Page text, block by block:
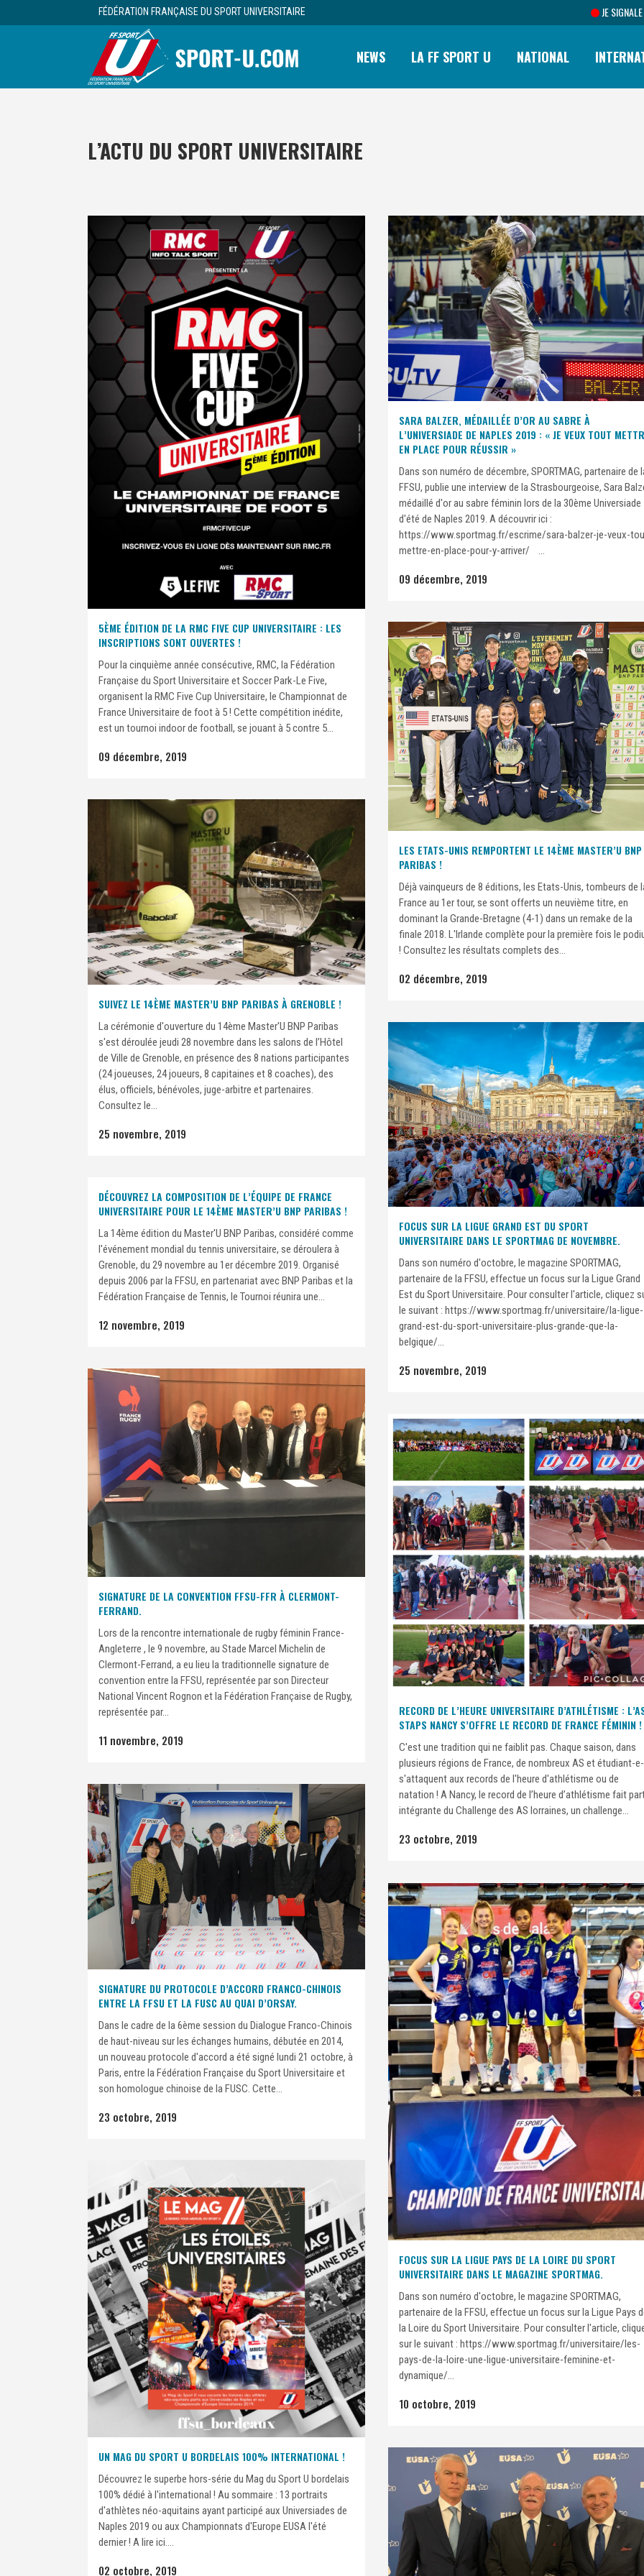
FÉDÉRATION FRANÇAISE DU SPORT UNIVERSITAIRE JE SIGNALE
NEWS LA FF SPORT U NATIONAL
L’ACTU DU SPORT UNIVERSITAIRE
5ÈME ÉDITION DE LA RMC FIVE CUP UNIVERSITAIRE : LES
INSCRIPTIONS SONT OUVERTES !
Pour la cinquième année consécutive, RMC, la Fédération
Française du Sport Universitaire et Soccer Park-Le Five,
organisent la RMC Five Cup Universitaire, le Championnat de
France Universitaire de foot à 5 ! Cette compétition inédite,
est un tournoi indoor de football, se jouant à 5 contre 5...
09 décembre, 2019
SARA BALZER, MÉDAILLÉE D’OR AU SABRE À
L’UNIVERSIADE DE NAPLES 2019 : « JE VEUX TOUT
EN PLACE POUR RÉUSSIR »
Dans son numéro de décembre, SPORTMAG, partenaire de
FFSU, publie une interview de la Strasbourgeoise, Sara
médaillé d'or au sabre féminin lors de la 30ème Universiade
d'été de Naples 2019. A découvrir ici :
https://www.sportmag.fr/escrime/sara-balzer-je-veux-
mettre-en-place-pour-y-arriver/ ...
09 décembre, 2019
LES ETATS-UNIS REMPORTENT LE 14ÈME MASTER’U BNP
PARIBAS !
Déjà vainqueurs de 8 éditions, les Etats-Unis, tombeurs de
France au 1er tour, se sont offerts un neuvième titre, en
dominant la Grande-Bretagne (4-1) dans un remake de la
finale 2018. L'Irlande complète pour la première fois le
! Consultez les résultats complets des...
02 décembre, 2019
SUIVEZ LE 14ÈME MASTER’U BNP PARIBAS À GRENOBLE !
La cérémonie d'ouverture du 14ème Master'U BNP Paribas
s'est déroulée jeudi 28 novembre dans les salons de l’Hôtel
de Ville de Grenoble, en présence des 8 nations participantes
(24 joueuses, 24 joueurs, 8 capitaines et 8 coaches), des
élus, officiels, bénévoles, juge-arbitre et partenaires.
Consultez le...
25 novembre, 2019
FOCUS SUR LA LIGUE GRAND EST DU SPORT
UNIVERSITAIRE DANS LE SPORTMAG DE NOVEMBRE.
Dans son numéro d'octobre, le magazine SPORTMAG,
partenaire de la FFSU, effectue un focus sur la Ligue Grand
Est du Sport Universitaire. Pour consulter l'article, cliquez
le suivant : https://www.sportmag.fr/universitaire/la-ligue-
grand-est-du-sport-universitaire-plus-grande-que-la-
belgique/...
25 novembre, 2019
DÉCOUVREZ LA COMPOSITION DE L’ÉQUIPE DE FRANCE
UNIVERSITAIRE POUR LE 14ÈME MASTER’U BNP PARIBAS !
La 14ème édition du Master'U BNP Paribas, considéré comme
l'événement mondial du tennis universitaire, se déroulera à
Grenoble, du 29 novembre au 1er décembre 2019. Organisé
depuis 2006 par la FFSU, en partenariat avec BNP Paribas et la
Fédération Française de Tennis, le Tournoi réunira une...
12 novembre, 2019
SIGNATURE DE LA CONVENTION FFSU-FFR À CLERMONT-
FERRAND.
Lors de la rencontre internationale de rugby féminin France-
Angleterre , le 9 novembre, au Stade Marcel Michelin de
Clermont-Ferrand, a eu lieu la traditionnelle signature de
convention entre la FFSU, représentée par son Directeur
National Vincent Rognon et la Fédération Française de Rugby,
représentée par...
11 novembre, 2019
RECORD DE L’HEURE UNIVERSITAIRE D’ATHLÉTISME :
STAPS NANCY S’OFFRE LE RECORD DE FRANCE FÉMININ !
C'est une tradition qui ne faiblit pas. Chaque saison, dans
plusieurs régions de France, de nombreux AS et étudiant-
s'attaquent aux records de l'heure d'athlétisme ou de
natation ! A Nancy, le record de l’heure d’athlétisme fait
intégrante du Challenge des AS lorraines, un challenge...
23 octobre, 2019
SIGNATURE DU PROTOCOLE D’ACCORD FRANCO-CHINOIS
ENTRE LA FFSU ET LA FUSC AU QUAI D’ORSAY.
Dans le cadre de la 6ème session du Dialogue Franco-Chinois
de haut-niveau sur les échanges humains, débutée en 2014,
un nouveau protocole d'accord a été signé lundi 21 octobre, à
Paris, entre la Fédération Française du Sport Universitaire et
son homologue chinoise de la FUSC. Cette...
23 octobre, 2019
FOCUS SUR LA LIGUE PAYS DE LA LOIRE DU SPORT
UNIVERSITAIRE DANS LE MAGAZINE SPORTMAG.
Dans son numéro d'octobre, le magazine SPORTMAG,
partenaire de la FFSU, effectue un focus sur la Ligue Pays
la Loire du Sport Universitaire. Pour consulter l'article,
sur le suivant : https://www.sportmag.fr/universitaire/les-
pays-de-la-loire-une-ligue-universitaire-feminine-et-
dynamique/...
10 octobre, 2019
UN MAG DU SPORT U BORDELAIS 100% INTERNATIONAL !
Découvrez le superbe hors-série du Mag du Sport U bordelais
100% dédié à l'international ! Au sommaire : 13 portraits
d'athlètes néo-aquitains ayant participé aux Universiades de
Naples 2019 ou aux Championnats d'Europe EUSA l'été
dernier ! A lire ici....
02 octobre, 2019